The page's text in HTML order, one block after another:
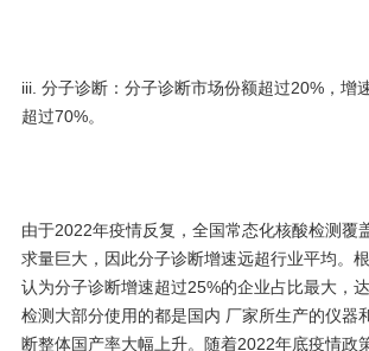
iii. 分子诊断：分子诊断市场份额超过20%，增
超过70%。
由于2022年疫情反复，全国常态化核酸检测覆
求量巨大，因此分子诊断增速远超行业平均。
认为分子诊断增速超过25%的企业占比最大，
检测大部分使用的都是国内 厂家所生产的仪器
断整体国产率大幅上升。随着2022年底疫情政